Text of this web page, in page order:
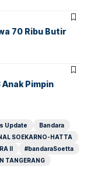
70 Ribu Butir
Anak Pimpin
Update
Bandara
SOEKARNO-HATTA
II
#bandaraSoetta
TANGERANG